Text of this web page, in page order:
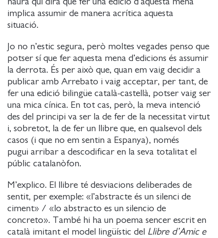
implica assumir de manera acrítica aquesta
situació.
Jo no n’estic segura, però moltes vegades penso que
potser sí que fer aquesta mena d’edicions és assumir
la derrota. És per això que, quan em vaig decidir a
publicar amb Arrebato i vaig acceptar, per tant, de
fer una edició bilingüe català-castellà, potser vaig ser
una mica cínica. En tot cas, però, la meva intenció
des del principi va ser la de fer de la necessitat virtut
i, sobretot, la de fer un llibre que, en qualsevol dels
casos (i que no em sentin a Espanya), només
pugui arribar a descodificar en la seva totalitat el
públic catalanòfon.
M’explico. El llibre té desviacions deliberades de
sentit, per exemple: «l’abstracte és un silenci de
ciment» / «lo abstracto es un silencio de
concreto». També hi ha un poema sencer escrit en
català imitant el model lingüístic del Llibre d’Amic e